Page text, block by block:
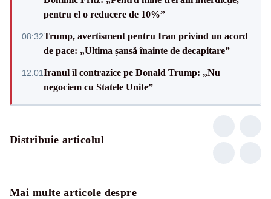
pentru el o reducere de 10%”
08:32Trump, avertisment pentru Iran privind un acord
de pace: „Ultima șansă înainte de decapitare”
12:01Iranul îl contrazice pe Donald Trump: „Nu
negociem cu Statele Unite”
Distribuie articolul
Mai multe articole despre